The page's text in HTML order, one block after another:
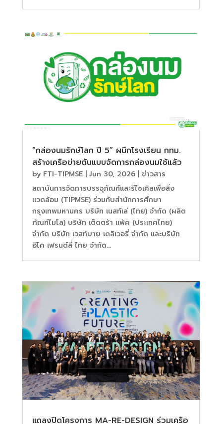
“กล่องนมรักษ์โลก ปี 5” ผนึกโรงเรียน กทม.
สร้างเครือข่ายต้นแบบจัดการกล่องนมใช้แล้ว
by FTI-TIPMSE| Jun 30, 2026| ข่าวสาร
สถาบันการจัดการบรรจุภัณฑ์และรีไซเคิลเพื่อสิ่ง
แวดล้อม (TIPMSE) ร่วมกับสำนักการศึกษา
กรุงเทพมหานคร บริษัท เนสท์เล่ (ไทย) จำกัด (ผลิต
ภัณฑ์ไมโล) บริษัท เต็ดตร้า แพ้ค (ประเทศไทย)
จำกัด บริษัท เวสท์บาย เดลิเวอรี่ จำกัด และบริษัท
อีโค เฟรนด์ลี่ ไทย จำกัด...
แถลงปิดโครงการ MA-RE-DESIGN ร่วมเครือ